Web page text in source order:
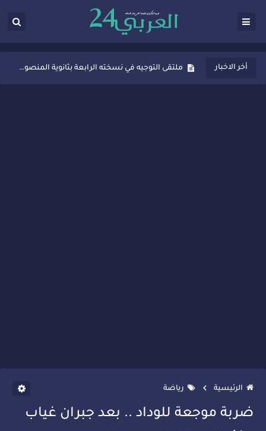
أخر الاخبار
ثانوية المنصور الذهبي بسيدي قاسم تُعزّز ثقافة التوجيه المدرسي بمبادرة نوعية تجمع بين التفاعل والتكريم
ملتقى التوجيه في نسخته الرابعة بثانوية المنصور الذهبي بسيدي قاسم
الرئيسية رياضة
ضربة موجعة للوداد .. بعد جبران غياب